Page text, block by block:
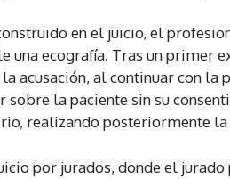
en el juicio, el
una ecografía. Tras un primer
acusación, al continuar con
sobre la paciente sin su
realizando posteriormente la
por jurados, donde el